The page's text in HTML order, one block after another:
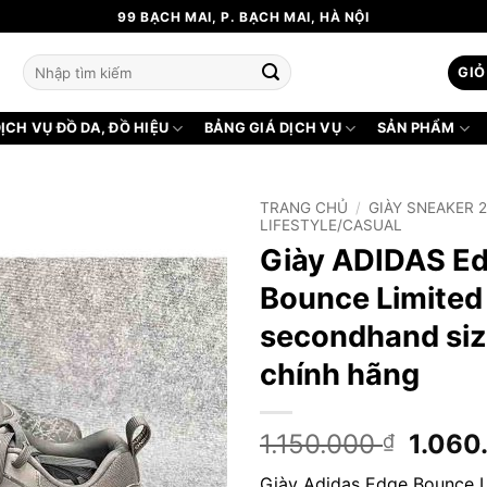
99 BẠCH MAI, P. BẠCH MAI, HÀ NỘI
Tìm
kiếm:
VỤ ĐỒ DA, ĐỒ HIỆU BẢNG GIÁ DỊCH VỤ SẢN PHẨM
TRANG CHỦ / GIÀY SNEAKER
LIFESTYLE/CASUAL
Giày ADIDAS
Bounce Limited
secondhand
chính hãng
1.150.000₫
Giá